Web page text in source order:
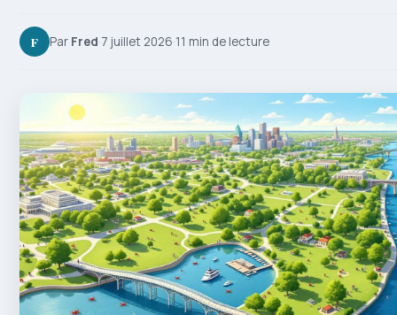
F Par Fred·7 juillet 2026·11 min de lecture